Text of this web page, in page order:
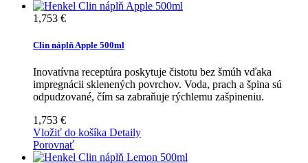
1,753 €
Clin náplň Apple 500ml
Inovatívna receptúra poskytuje čistotu bez šmúh vďaka
impregnácii sklenených povrchov. Voda, prach a špina sú
odpudzované, čím sa zabraňuje rýchlemu zašpineniu.
1,753 €
Vložiť do košíka Detaily
Porovnať